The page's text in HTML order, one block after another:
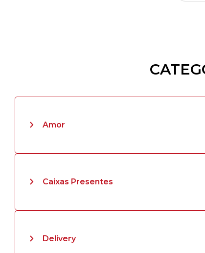
Amor
Caixas Presentes
Delivery